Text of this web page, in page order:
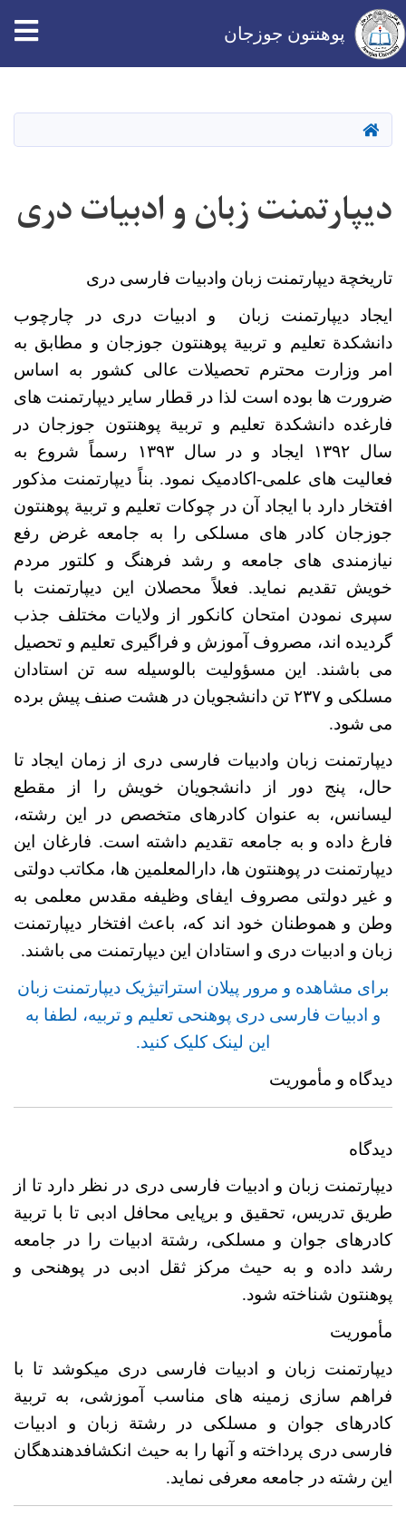
content
پوهنتون جوزجان
HOME
دیپارتمنت زبان و ادبیات دری
تاریخچة دیپارتمنت زبان وادبیات فارسی دری
ایجاد دیپارتمنت زبان و ادبیات دری در چارچوب
دانشکدة تعلیم و تربیة‌ پوهنتون جوزجان و مطابق به
امر وزارت محترم تحصیلات عالی کشور به اساس
ضرورت ها بوده است لذا در قطار سایر دیپارتمنت های
فارغده دانشکدة تعلیم و تربیة پوهنتون جوزجان در
سال ۱۳۹۲ ایجاد و در سال ۱۳۹۳ رسماً شروع به
فعالیت های علمی-اکادمیک نمود. بناً دیپارتمنت مذکور
افتخار دارد با ایجاد آن در چوکات تعلیم و تربیة پوهنتون
جوزجان کادر های مسلکی را به جامعه غرض رفع
نیازمندی های جامعه و رشد فرهنگ و کلتور مردم
خویش تقدیم نماید. فعلاً محصلان این دیپارتمنت با
سپری نمودن امتحان کانکور از ولایات مختلف جذب
گردیده اند، مصروف آموزش و فراگیری تعلیم و تحصیل
می باشند. این مسؤولیت بالوسیله سه تن استادان
مسلکی و ۲۳۷ تن دانشجویان در هشت صنف پیش برده
می شود.
دیپارتمنت زبان وادبیات فارسی دری از زمان ایجاد تا
حال، پنج دور از دانشجویان خویش را از مقطع
لیسانس، به عنوان کادرهای متخصص در این رشته،
فارغ داده و به جامعه تقدیم داشته است. فارغان این
دیپارتمنت در پوهنتون ها، دارالمعلمین ها، مکاتب دولتی
و غیر دولتی مصروف ایفای وظیفه مقدس معلمی به
وطن و هموطنان خود اند که، باعث افتخار دیپارتمنت
زبان و ادبیات دری و استادان این دیپارتمنت می باشند.
برای مشاهده و مرور پیلان استراتیژیک دیپارتمنت زبان
و ادبیات فارسی دری پوهنحی تعلیم و تربیه، لطفا به
این لینک کلیک کنید.
دیدگاه و مأموریت
دیدگاه
دیپارتمنت زبان و ادبیات فارسی دری در نظر دارد تا از
طریق تدریس، تحقیق و برپایی محافل ادبی تا با تربیة
کادرهای جوان و مسلکی، رشتة ادبیات را در جامعه
رشد داده و به حیث مرکز ثقل ادبی در پوهنحی و
پوهنتون شناخته شود.
مأموریت
دیپارتمنت زبان و ادبیات فارسی دری می­کوشد تا با
فراهم سازی زمینه های مناسب آموزشی، به تربیة
کادرهای جوان و مسلکی در رشتة زبان و ادبیات
فارسی دری پرداخته و آنها را به حیث انکشاف­دهنده­گان
این رشته در جامعه معرفی نماید.